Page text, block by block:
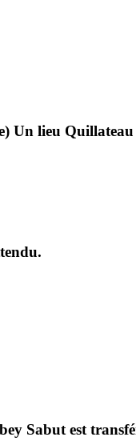
Un lieu
Sabut est